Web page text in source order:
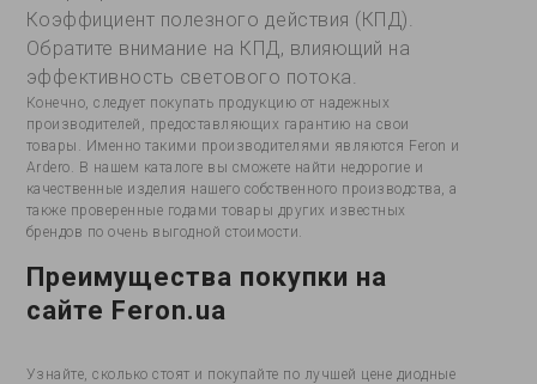
Коэффициент полезного действия (КПД).
Обратите внимание на КПД, влияющий на
эффективность светового потока.
Конечно, следует покупать продукцию от надежных
производителей, предоставляющих гарантию на свои
товары. Именно такими производителями являются Feron и
Ardero. В нашем каталоге вы сможете найти недорогие и
качественные изделия нашего собственного производства, а
также проверенные годами товары других известных
брендов по очень выгодной стоимости.
Преимущества покупки на
сайте Feron.ua
Узнайте, сколько стоят и покупайте по лучшей цене диодные